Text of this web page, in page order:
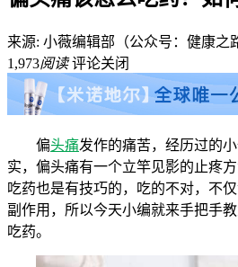
来源: 小薇编辑部（公众号：健康之
1,973阅读 评论关闭
偏头痛发作的痛苦，经历过的
实，偏头痛有一个立竿见影的止疼
吃药也是有技巧的，吃的不对，不
副作用，所以今天小编就来手把手
吃药。